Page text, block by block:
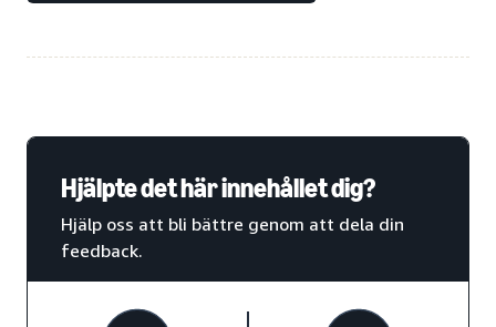
Hjälpte det här innehållet dig?
Hjälp oss att bli bättre genom att dela din
feedback.